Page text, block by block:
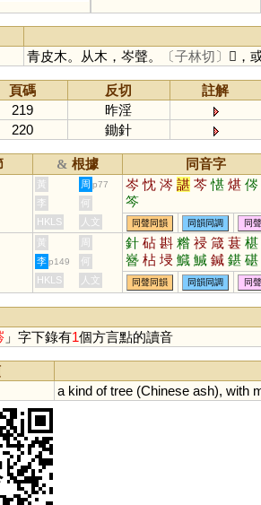
青皮木。从木，岑聲。 〔子林切〕 𣘕，
頁碼 反切
註解
219
昨淫
220 鋤針
& 根據 同音字
黃 周 p77 岑 忱 涔 諶 芩 愖 煁 侺
笒
李
何
HKLS
人文 同聲同韻 同韻同調 同
黃 周 針 砧 斟 糌 祲 箴 葚 椹
嶜 枮 埐 鱵 鰔 鍼 鍖 碪
李 p149
何
HKLS
人文 同聲同韻 同韻同調 同
」字下錄有1個方言點的讀音
a kind of tree(Chinese ash), with